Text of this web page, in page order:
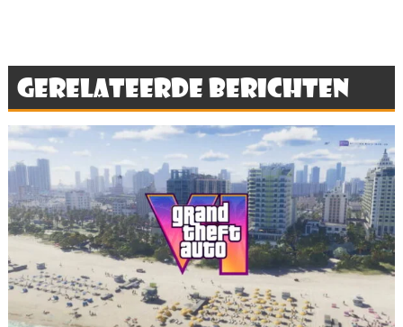
Gerelateerde berichten